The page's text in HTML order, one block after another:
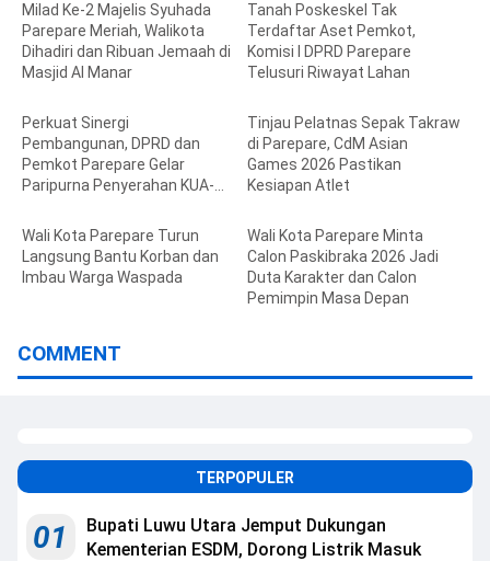
Milad Ke-2 Majelis Syuhada
Parepare Meriah, Walikota
Dihadiri dan Ribuan Jemaah di
Masjid Al Manar
Tanah Poskeskel Tak
Terdaftar Aset Pemkot,
Komisi I DPRD Parepare
Telusuri Riwayat Lahan
Perkuat Sinergi
Pembangunan, DPRD dan
Pemkot Parepare Gelar
Paripurna Penyerahan KUA-
Tinjau Pelatnas Sepak Takraw
di Parepare, CdM Asian
Games 2026 Pastikan
Kesiapan Atlet
Wali Kota Parepare Turun
Langsung Bantu Korban dan
Imbau Warga Waspada
Wali Kota Parepare Minta
Calon Paskibraka 2026 Jadi
Duta Karakter dan Calon
Pemimpin Masa Depan
COMMENT
TERPOPULER
01
Bupati Luwu Utara Jemput Dukungan
Kementerian ESDM, Dorong Listrik Masuk